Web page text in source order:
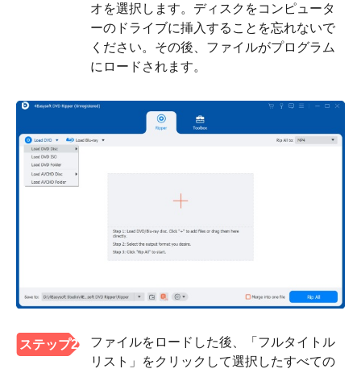
オを選択します。ディスクをコンピュータ
ーのドライブに挿入することを忘れないで
ください。その後、ファイルがプログラム
にロードされます。
ステップ2
ファイルをロードした後、「フルタイトル
リスト」をクリックして選択したすべての